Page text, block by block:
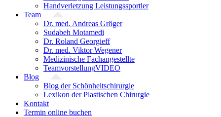
Handverletzung Leistungssportler
Team
Dr. med. Andreas Gröger
Sudabeh Motamedi
Dr. Roland Georgieff
Dr. med. Viktor Wegener
Medizinische Fachangestellte
TeamvorstellungVIDEO
Blog
Blog der Schönheitschirurgie
Lexikon der Plastischen Chirurgie
Kontakt
Termin online buchen